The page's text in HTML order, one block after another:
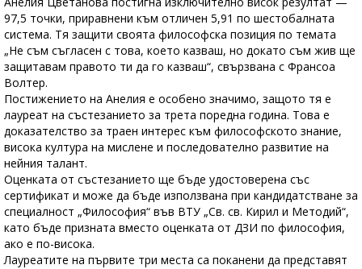
97,5 точки, приравнени към отличен 5,91 по шестобалната
система. Тя защити своята философска позиция по темата
„Не съм съгласен с това, което казваш, но докато съм жив ще
защитавам правото ти да го казваш“, свързвана с Франсоа
Волтер.
Постижението на Анелия е особено значимо, защото тя е
лауреат на състезанието за трета поредна година. Това е
доказателство за траен интерес към философското знание,
висока култура на мислене и последователно развитие на
нейния талант.
Оценката от състезанието ще бъде удостоверена със
сертификат и може да бъде използвана при кандидатстване за
специалност „Философия“ във ВТУ „Св. св. Кирил и Методий“,
като бъде призната вместо оценката от ДЗИ по философия,
ако е по-висока.
Лауреатите на първите три места са поканени да представят